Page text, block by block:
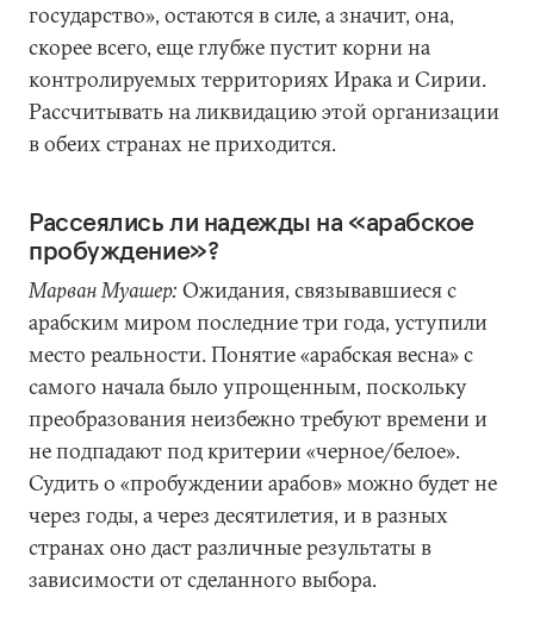
государство», остаются в силе, а значит, она,
скорее всего, еще глубже пустит корни на
контролируемых территориях Ирака и Сирии.
Рассчитывать на ликвидацию этой организации
в обеих странах не приходится.
Рассеялись ли надежды на «арабское
пробуждение»?
Марван Муашер: Ожидания, связывавшиеся с
арабским миром последние три года, уступили
место реальности. Понятие «арабская весна» с
самого начала было упрощенным, поскольку
преобразования неизбежно требуют времени и
не подпадают под критерии «черное/белое».
Судить о «пробуждении арабов» можно будет не
через годы, а через десятилетия, и в разных
странах оно даст различные результаты в
зависимости от сделанного выбора.